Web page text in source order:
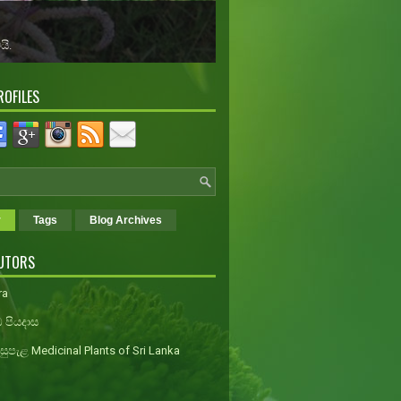
තිබේ.
Tags Blog Archives
පියදාස
Medicinal Plants of Sri Lanka